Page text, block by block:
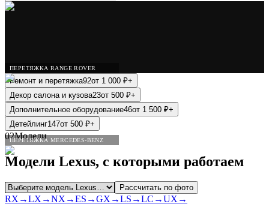
ПЕРЕТЯЖКА RANGE ROVER
ПЕРЕТЯЖКА MERCEDES-BENZ
Ремонт и перетяжка92от 1 000 ₽+
Декор салона и кузова23от 500 ₽+
Дополнительное оборудование46от 1 500 ₽+
Детейлинг147от 500 ₽+
02Модели
Модели Lexus, с которыми работаем
Рассчитать по фото
RX→LX→NX→ES →GX→LS →LC →UX→